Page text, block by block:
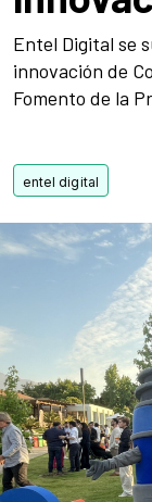
Entel Digital se
innovación de
Fomento de la